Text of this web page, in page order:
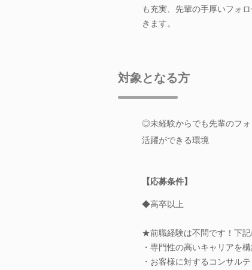
も充実、先輩の手厚いフォ
きます。
対象となる方
◎未経験からでも先輩のフ
活躍ができる環境
【応募条件】
◆高卒以上
★前職経験は不問です！下
・専門性の高いキャリアを
・お客様に対するコンサル